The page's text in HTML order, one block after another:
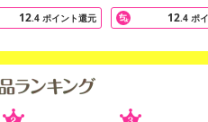
12.4 ポイント還元 12.4 ポ